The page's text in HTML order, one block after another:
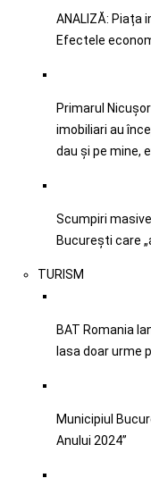
ANALIZĂ: Piața
Efectele
Primarul
imobiliari au
dau şi pe mine,
Scumpiri
București care
TURISM
BAT Romania
lasa doar urme
Municipiul
Anului 2024”